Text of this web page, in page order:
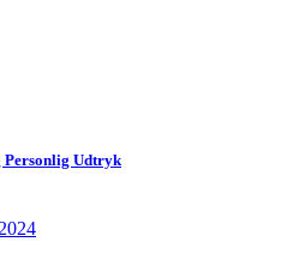
Udtryk